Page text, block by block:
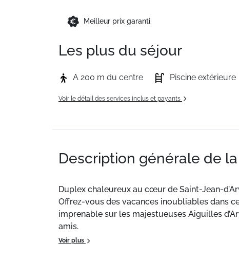
Meilleur prix garanti
Les plus du séjour
A 200 m du centre Piscine extérieure
Voir le détail des services inclus et payants
Description générale de
Duplex chaleureux au cœur de Saint-Jean-
Offrez-vous des vacances inoubliables dans
imprenable sur les majestueuses Aiguilles
amis.
Voir plus